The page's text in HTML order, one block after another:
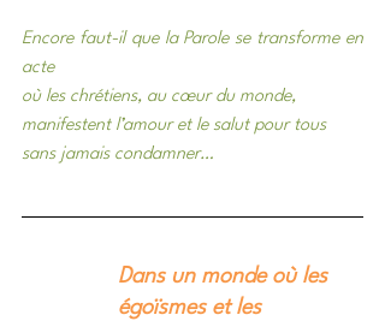
Encore faut-il que la Parole se transforme en
acte
où les chrétiens, au cœur du monde,
manifestent l’amour et le salut pour tous
sans jamais condamner…
Dans un monde où les
égoïsmes et les